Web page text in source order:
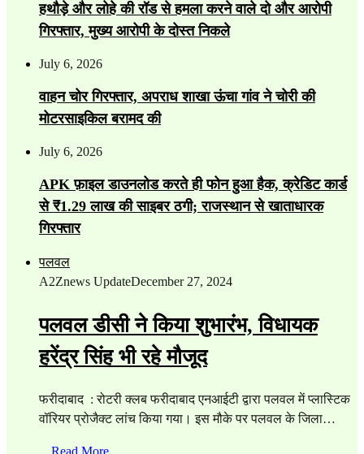
हथौड़े और लोहे की रॉड से हमला करने वाले दो और आरोपी
गिरफ्तार, मुख्य आरोपी के दोस्त निकले
July 6, 2026
वाहन चोर गिरफ्तार, अपराध शाखा ऊंचा गांव ने चोरी की
मोटरसाइकिल बरामद की
July 6, 2026
APK फ़ाइल डाउनलोड करते ही फोन हुआ हैक, क्रेडिट कार्ड
से ₹1.29 लाख की साइबर ठगी; राजस्थान से खाताधारक
गिरफ्तार
पलवल
A2Znews UpdateDecember 27, 2024
पलवल डीसी ने किया शुभारंभ, विधायक
हरेंद्र सिंह भी रहे मौजूद
फरीदाबाद : रोटरी क्लब फरीदाबाद एनआईटी द्वारा पलवल में प्लास्टिक
वॉरियर प्रोजैक्ट लांच किया गया। इस मौके पर पलवल के जिला…